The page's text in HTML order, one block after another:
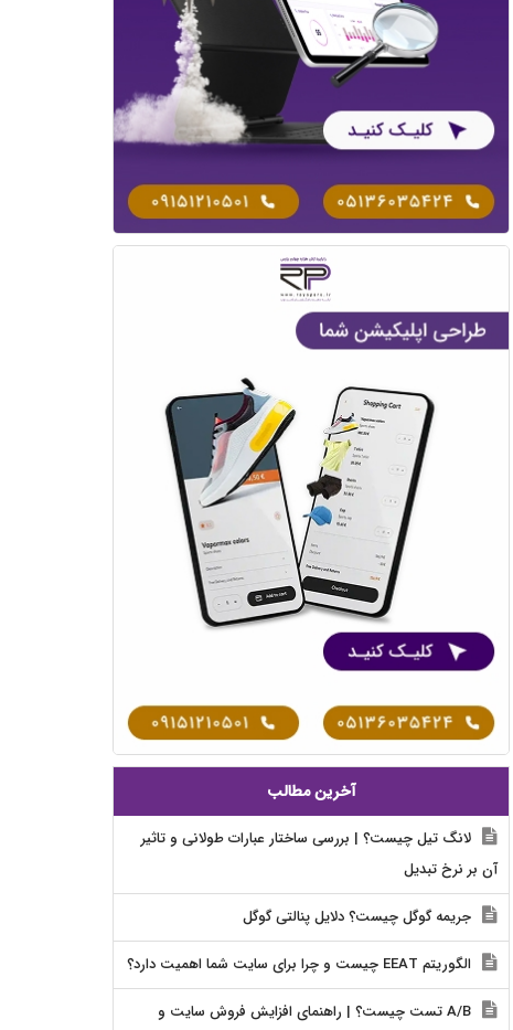
آخرین مطالب
لانگ تیل چیست؟ | بررسی ساختار عبارات طولانی و تاثیر
آن بر نرخ تبدیل
جریمه گوگل چیست؟ دلایل پنالتی گوگل
الگوریتم EEAT چیست و چرا برای سایت شما اهمیت دارد؟
A/B تست چیست؟ | راهنمای افزایش فروش سایت و